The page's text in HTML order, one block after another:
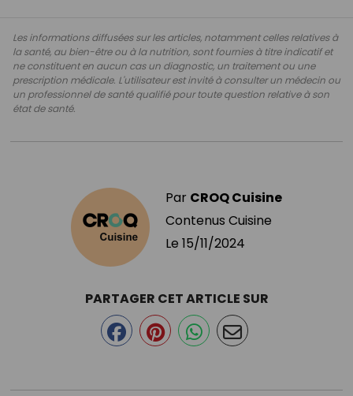
Les informations diffusées sur les articles, notamment celles relatives à
la santé, au bien-être ou à la nutrition, sont fournies à titre indicatif et
ne constituent en aucun cas un diagnostic, un traitement ou une
prescription médicale. L'utilisateur est invité à consulter un médecin ou
un professionnel de santé qualifié pour toute question relative à son
état de santé.
Par CROQ Cuisine
Contenus Cuisine
Le 15/11/2024
PARTAGER CET ARTICLE SUR